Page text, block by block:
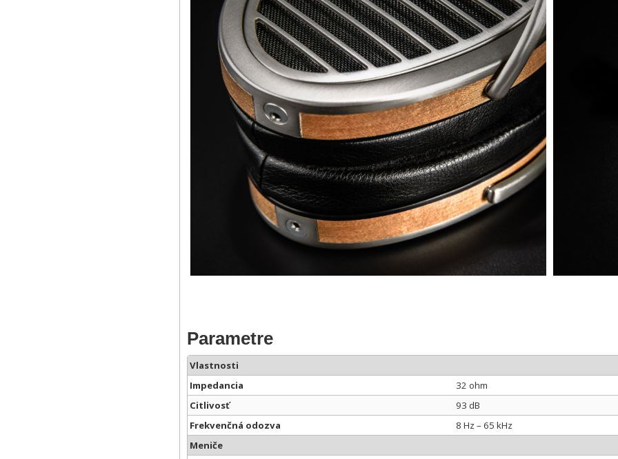
Parametre
Vlastnosti
Impedancia
32 ohm
Citlivosť
93 dB
Frekvenčná odozva
8 Hz – 65 kHz
Meniče